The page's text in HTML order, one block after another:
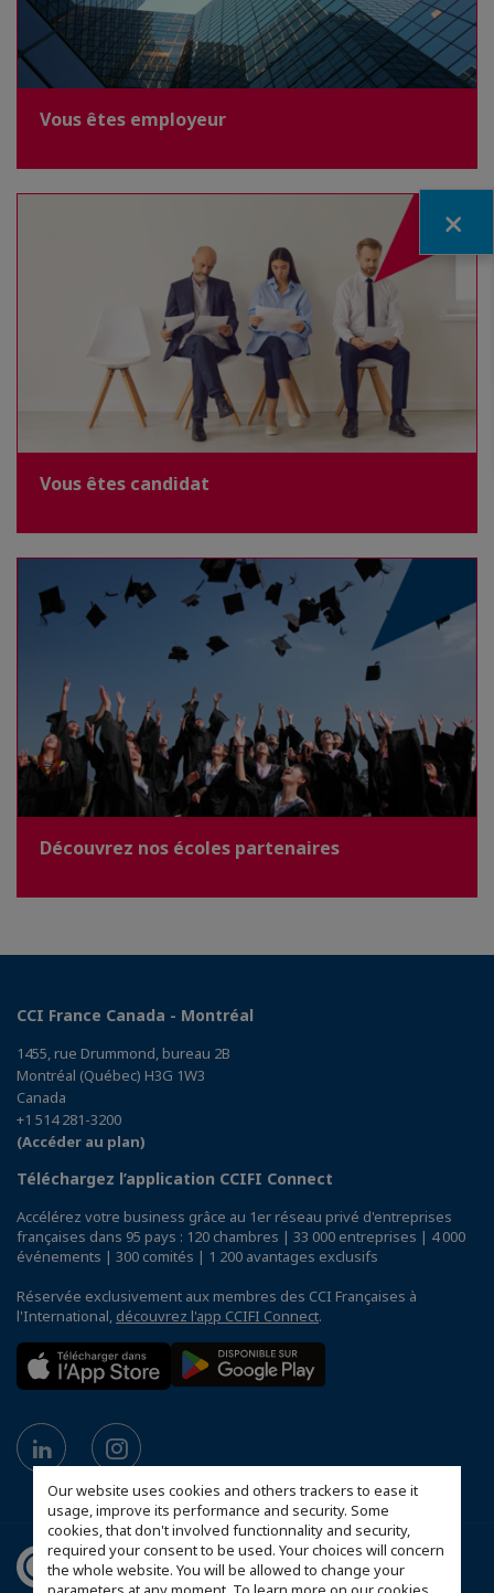
Our website uses cookies and others trackers to ease it
usage, improve its performance and security. Some
cookies, that don't involved functionnality and security,
required your consent to be used. Your choices will concern
the whole website. You will be allowed to change your
Vous êtes employeur
Vous êtes candidat
Découvrez nos écoles partenaires
CCI France Canada - Montréal
1455, rue Drummond, bureau 2B
Montréal (Québec) H3G 1W3
Canada
+1 514 281-3200
(Accéder au plan)
Téléchargez l’application CCIFI Connect
Accélérez votre business grâce au 1er réseau privé d'entreprises
françaises dans 95 pays : 120 chambres | 33 000 entreprises | 4 000
événements | 300 comités | 1 200 avantages exclusifs
Réservée exclusivement aux membres des CCI Françaises à
l'International, découvrez l'app CCIFI Connect.